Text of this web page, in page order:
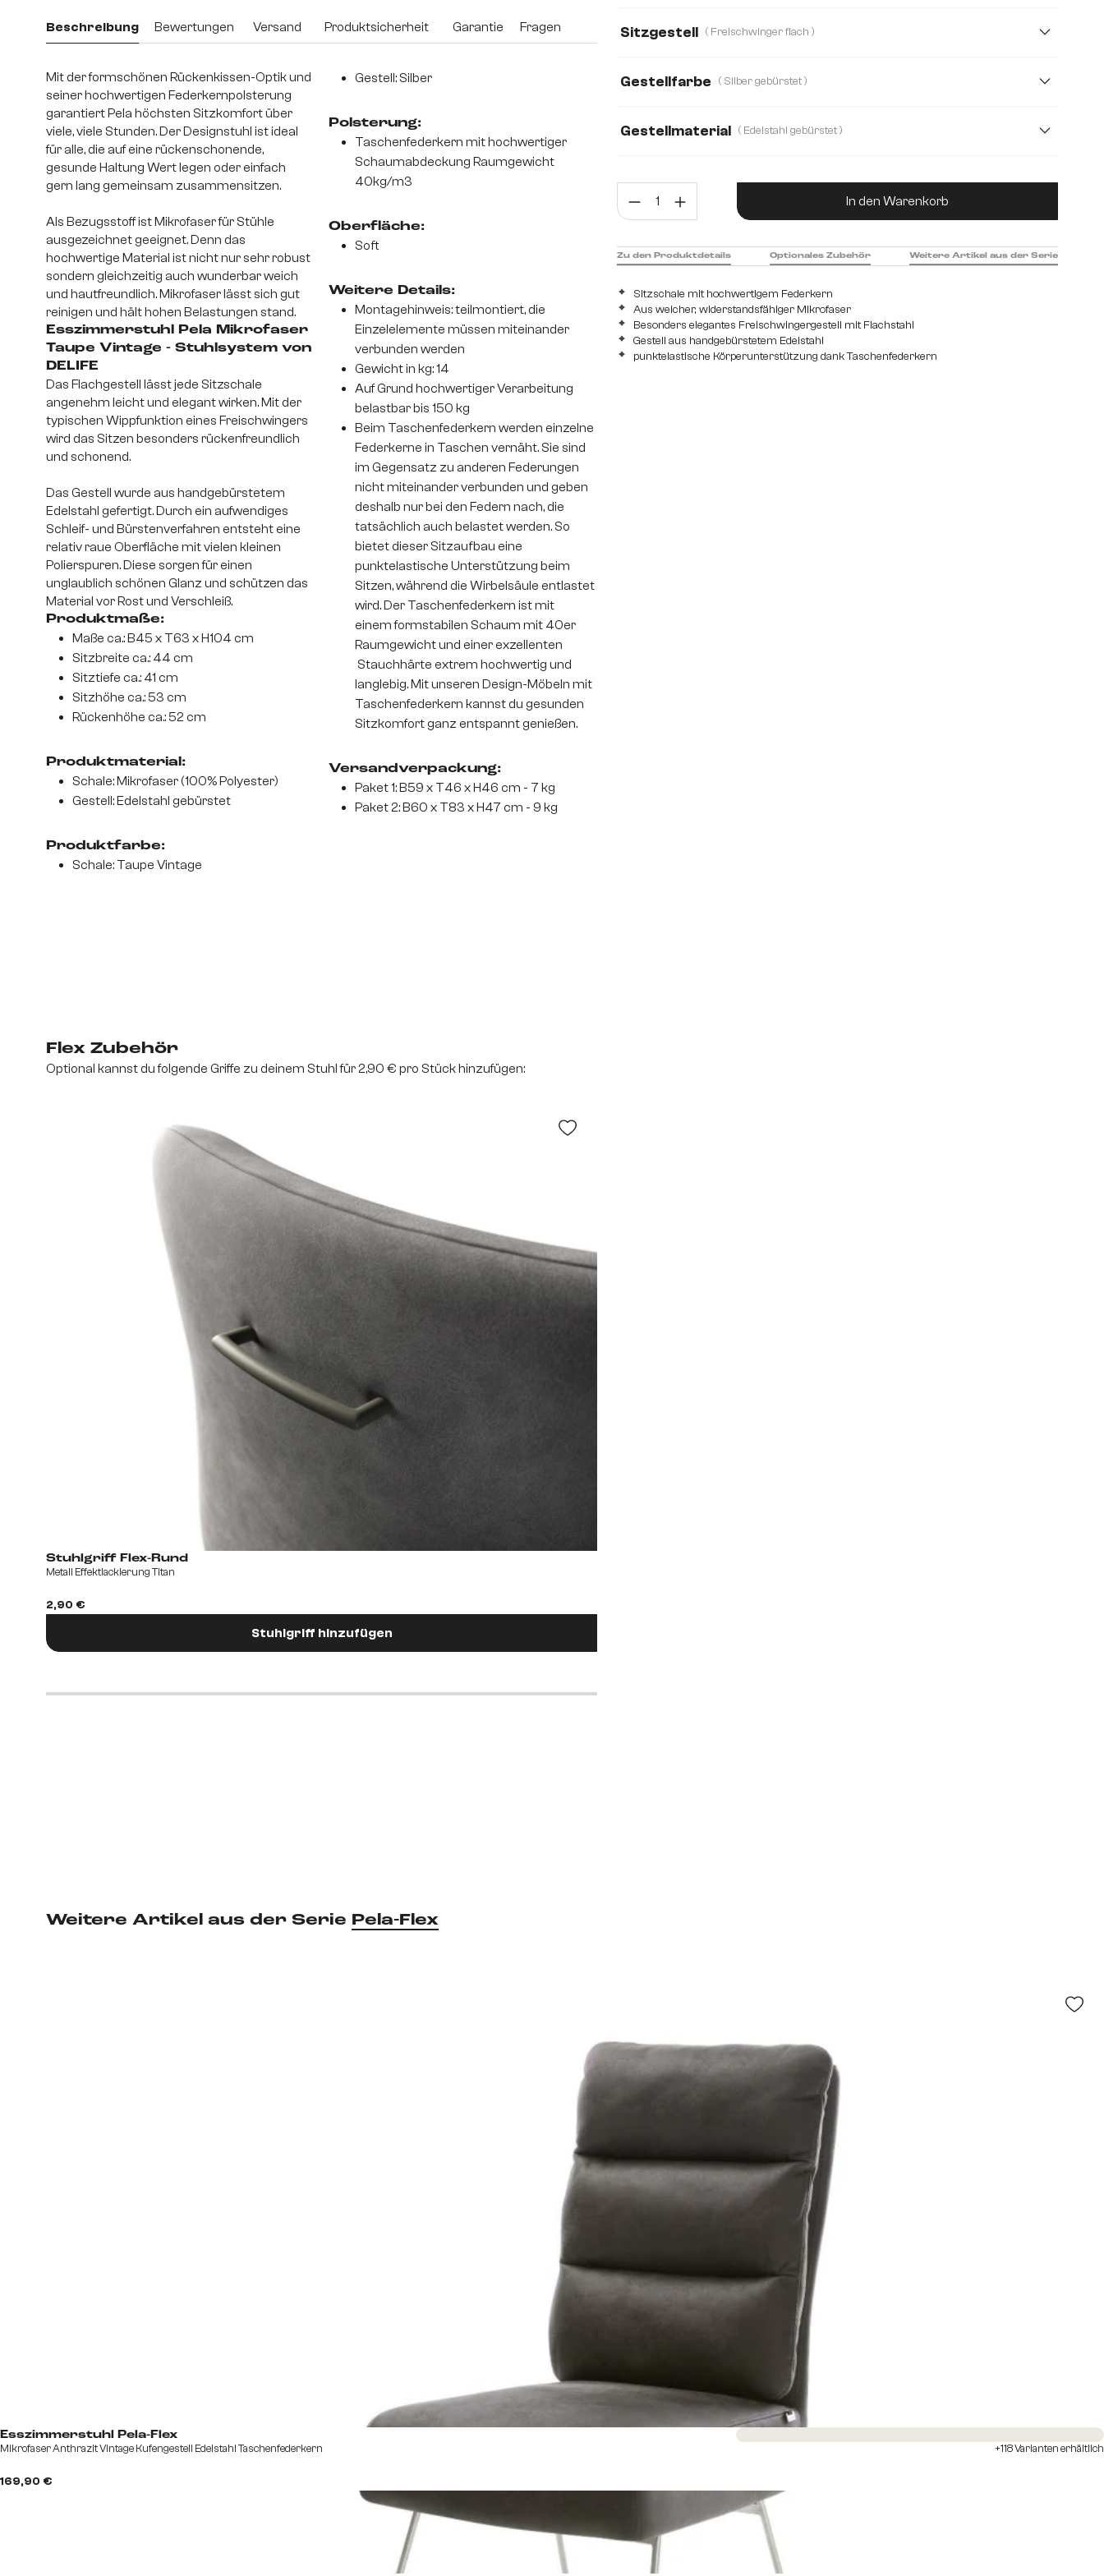
Sitzgestell ( Freischwinger flach )
Gestellfarbe ( Silber gebürstet )
Gestellmaterial ( Edelstahl gebürstet )
Produkt Anzahl: Gib den gewünschten Wert
In den Warenkorb
Sitzschale mit hochwertigem Federkern
Aus weicher, widerstandsfähiger Mikrofaser
Besonders elegantes Freischwingergestell mit Flachstahl
Gestell aus handgebürstetem Edelstahl
punktelastische Körperunterstützung dank Taschenfederkern
Zu den Produktdetails Optionales Zubehör Weitere Artikel aus der Serie
Beschreibung Bewertungen Versand Produktsicherheit Garantie Fragen
Mit der formschönen Rückenkissen-Optik und
seiner hochwertigen Federkernpolsterung
garantiert Pela höchsten Sitzkomfort über
viele, viele Stunden. Der Designstuhl ist ideal
für alle, die auf eine rückenschonende,
gesunde Haltung Wert legen oder einfach
gern lang gemeinsam zusammensitzen.
Als Bezugsstoff ist Mikrofaser für Stühle
ausgezeichnet geeignet. Denn das
hochwertige Material ist nicht nur sehr robust
sondern gleichzeitig auch wunderbar weich
und hautfreundlich. Mikrofaser lässt sich gut
reinigen und hält hohen Belastungen stand.
Esszimmerstuhl Pela Mikrofaser
Taupe Vintage - Stuhlsystem von
DELIFE
Das Flachgestell lässt jede Sitzschale
angenehm leicht und elegant wirken. Mit der
typischen Wippfunktion eines Freischwingers
wird das Sitzen besonders rückenfreundlich
und schonend.
Das Gestell wurde aus handgebürstetem
Edelstahl gefertigt. Durch ein aufwendiges
Schleif- und Bürstenverfahren entsteht eine
relativ raue Oberfläche mit vielen kleinen
Polierspuren. Diese sorgen für einen
unglaublich schönen Glanz und schützen das
Material vor Rost und Verschleiß.
Produktmaße:
Maße ca.: B45 x T63 x H104 cm
Sitzbreite ca.: 44 cm
Sitztiefe ca.: 41 cm
Sitzhöhe ca.: 53 cm
Rückenhöhe ca.: 52 cm
Produktmaterial:
Schale: Mikrofaser (100% Polyester)
Gestell: Edelstahl gebürstet
Produktfarbe:
Schale: Taupe Vintage
Gestell: Silber
Polsterung:
Taschenfederkern mit hochwertiger
Schaumabdeckung Raumgewicht
40kg/m3
Oberfläche:
Soft
Weitere Details:
Montagehinweis: teilmontiert, die
Einzelelemente müssen miteinander
verbunden werden
Gewicht in kg: 14
Auf Grund hochwertiger Verarbeitung
belastbar bis 150 kg
Beim Taschenfederkern werden einzelne
Federkerne in Taschen vernäht. Sie sind
im Gegensatz zu anderen Federungen
nicht miteinander verbunden und geben
deshalb nur bei den Federn nach, die
tatsächlich auch belastet werden. So
bietet dieser Sitzaufbau eine
punktelastische Unterstützung beim
Sitzen, während die Wirbelsäule entlastet
wird. Der Taschenfederkern ist mit
einem formstabilen Schaum mit 40er
Raumgewicht und einer exzellenten
Stauchhärte extrem hochwertig und
langlebig. Mit unseren Design-Möbeln mit
Taschenfederkern kannst du gesunden
Sitzkomfort ganz entspannt genießen.
Versandverpackung:
Paket 1: B59 x T46 x H46 cm - 7 kg
Paket 2: B60 x T83 x H47 cm - 9 kg
Flex Zubehör
Optional kannst du folgende Griffe zu deinem Stuhl für 2,90 € pro Stück hinzufügen:
Stuhlgriff Flex-Rund
Metall Effektlackierung Titan
2,90 €
Stuhlgriff hinzufügen
Weitere Artikel aus der Serie Pela-Flex
Esszimmerstuhl Pela-Flex
Mikrofaser Anthrazit Vintage Kufengestell Edelstahl Taschenfederkern
169,90 €
Sofort versandfertig
+118 Varianten erhältlich